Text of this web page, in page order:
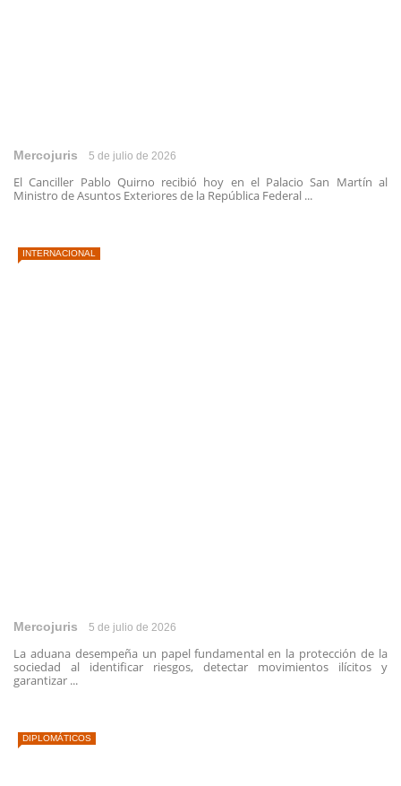
Mercojuris 5 de julio de 2026
El Canciller Pablo Quirno recibió hoy en el Palacio San Martín al
Ministro de Asuntos Exteriores de la República Federal ...
INTERNACIONAL
Mercojuris 5 de julio de 2026
La aduana desempeña un papel fundamental en la protección de la
sociedad al identificar riesgos, detectar movimientos ilícitos y
garantizar ...
DIPLOMÁTICOS